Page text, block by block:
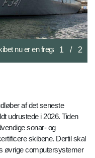
2 / 2
af det seneste
udrustede i 2026. Tiden
sonar- og
skibene. Dertil skal
øvrige computersystemer